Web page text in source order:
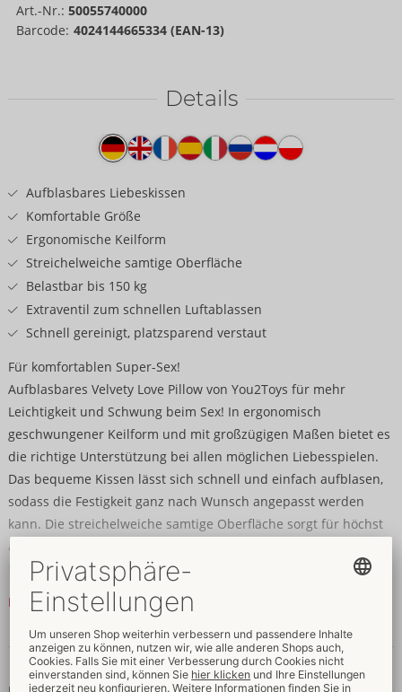
Art.-Nr.: 50055740000
Barcode: 4024144665334 (EAN-13)
Details
Produkttext
Aufblasbares Liebeskissen
Komfortable Größe
Ergonomische Keilform
Streichelweiche samtige Oberfläche
Belastbar bis 150 kg
Extraventil zum schnellen Luftablassen
Schnell gereinigt, platzsparend verstaut
Für komfortablen Super-Sex!
Aufblasbares Velvety Love Pillow von You2Toys für mehr
Leichtigkeit und Schwung beim Sex! In ergonomisch
geschwungener Keilform und mit großzügigen Maßen bietet es
die richtige Unterstützung bei allen möglichen Liebesspielen.
Das bequeme Kissen lässt sich schnell und einfach aufblasen,
sodass die Festigkeit ganz nach Wunsch angepasst werden
kann. Die streichelweiche samtige Oberfläche sorgt für höchst
angenehmen Liegekomfort. Die spezielle Form unterstützt die
Körper optimal bei verschiedenen Positionen und kann Rücken,
Nacken sowie Knie entlasten. Gleichzeitig werden Becken und
Gesäß angehoben, wodurch neue und bequemere Stellungen
sowie tiefere Penetrationen möglich sind.
Nach dem Spaß ist die samtig-softe Textur leicht gereinigt und
Mehr lesen
Daten & Eigenschaften